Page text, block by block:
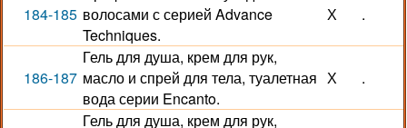
184-185 волосами с серией Advance
Techniques.
Х .
186-187
Гель для душа, крем для рук,
масло и спрей для тела, туалетная
вода серии Encanto.
Х .
Гель для душа, крем для рук,